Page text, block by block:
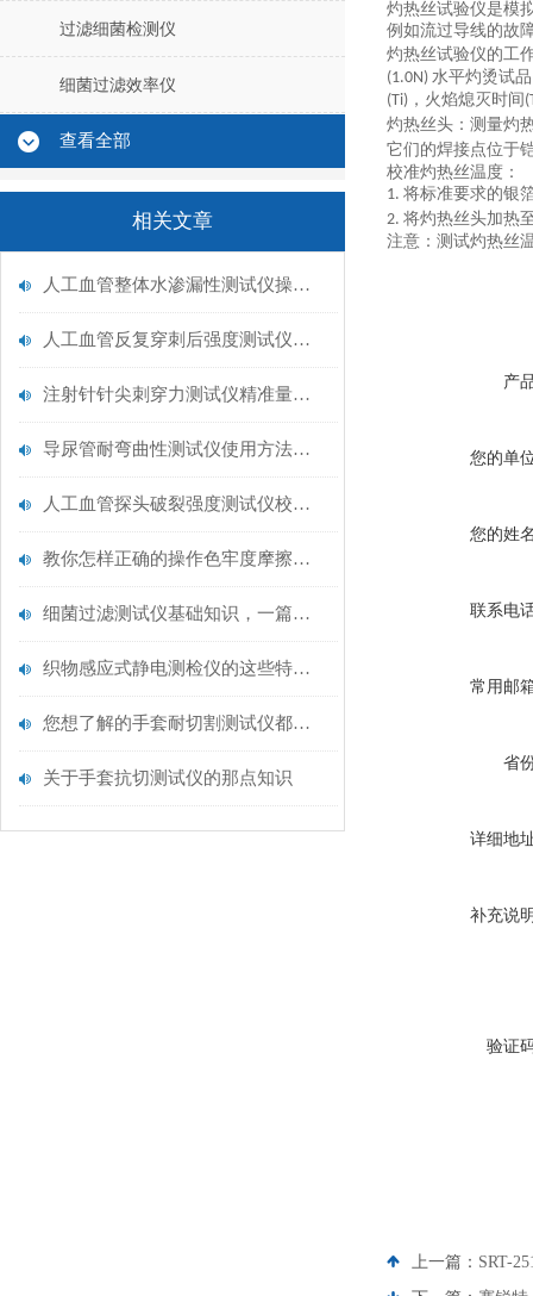
过滤细菌检测仪
细菌过滤效率仪
查看全部
相关文章
人工血管整体水渗漏性测试仪操作中最容易出错的步骤
人工血管反复穿刺后强度测试仪是什么？透析患者的“生命管“质量靠它把关！
注射针针尖刺穿力测试仪精准量化针尖锋利度，构筑临床安全防线
导尿管耐弯曲性测试仪使用方法与操作规范
人工血管探头破裂强度测试仪校准规范：精准赋能医疗安全的技术基准
教你怎样正确的操作色牢度摩擦测试机
细菌过滤测试仪基础知识，一篇搞定
织物感应式静电测检仪的这些特点很少有人都知道
您想了解的手套耐切割测试仪都在这里了
关于手套抗切测试仪的那点知识
灼热丝试验仪是模
例如流过导线的故
灼热丝试验仪的工
(1.0N) 水平灼烫试
(Ti) ，火焰熄灭时间
灼热丝头：测量灼
它们的焊接点位于
校准灼热丝温度：
1. 将标准要求的银
2. 将灼热丝头加热
注意：测试灼热丝
产
您的单
您的姓
联系电
常用邮
省
详细地
补充说
验证
上一篇： SRT-